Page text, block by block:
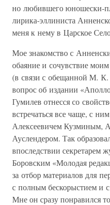
но любившего юношески-
лирика-эллиниста
меня к нему в Царское
Мое знакомство с
обаяние и сочувствие
(в связи с обещанной М.
вопрос об издании
Гумилев отнесся со
встречаться все чаще, с
Алексеевичем Кузминым,
Ауслендером. Так
впоследствии секретарем
Боровским «Молодая
за отбор материалов для
с полным бескорыстием и
Мне он сразу понравился